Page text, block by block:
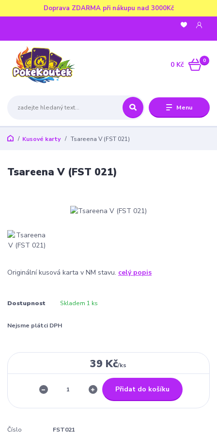
Doprava ZDARMA při nákupu nad 3000Kč
Menu
0
0 Kč
Kusové karty Tsareena V (FST 021)
Tsareena V (FST 021)
Originální kusová karta v NM stavu. celý popis
Dostupnost Skladem 1 ks
Nejsme plátci DPH
39 Kč/ks
Přidat do košíku
Číslo
FST021